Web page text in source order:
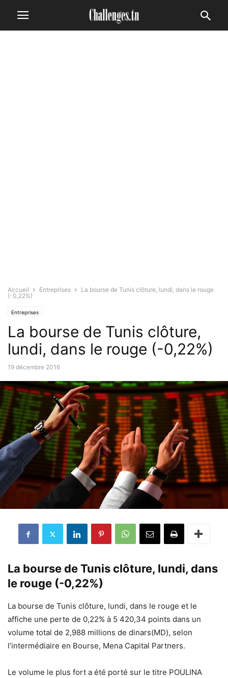
Accueil Entreprises
La bourse de Tunis clôture, lundi, dans le rouge
(-0,22%)
Entreprises
La bourse de Tunis clôture,
lundi, dans le rouge (-0,22%)
19 décembre 2016
La bourse de Tunis clôture, lundi, dans
le rouge (-0,22%)
La bourse de Tunis clôture, lundi, dans le rouge et le
affiche une perte de 0,22% à 5 420,34 points dans un
volume total de 2,988 millions de dinars(MD), selon
l’intermédiaire en Bourse, Mena Capital Partners.
Le volume le plus fort a été porté sur le titre POULINA